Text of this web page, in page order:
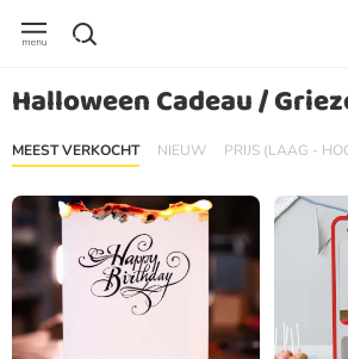
Halloween Cadeau /
MEEST VERKOCHT NIEUW PRIJS (LAAG -